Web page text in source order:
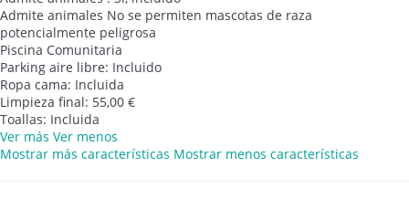
Admite animales No se permiten mascotas de raza
potencialmente peligrosa
Piscina Comunitaria
Parking aire libre: Incluido
Ropa cama: Incluida
Limpieza final: 55,00 €
Toallas: Incluida
Ver más Ver menos
Mostrar más características Mostrar menos características